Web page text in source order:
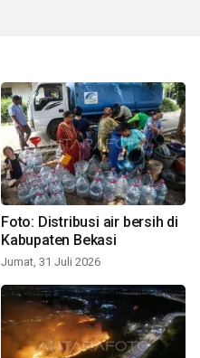
Foto: Distribusi air bersih di
Kabupaten Bekasi
Jumat, 31 Juli 2026